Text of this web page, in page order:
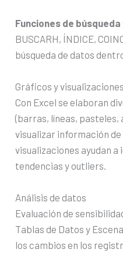
Funciones de
BUSCARH, ÍNDICE,
búsqueda de datos
Gráficos y visualizaciones
Con Excel se elaboran
(barras, líneas,
visualizar información
visualizaciones ayudan
tendencias y outliers.
Análisis de datos
Evaluación de
Tablas de Datos y
los cambios en los